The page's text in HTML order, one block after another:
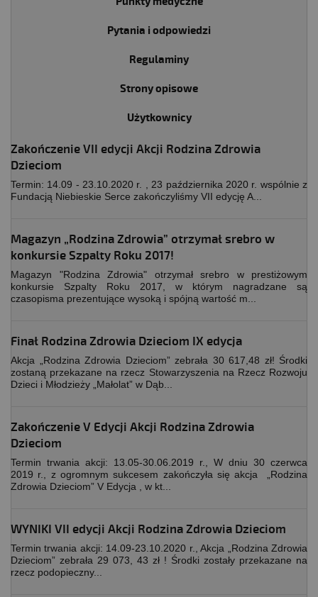
Pytania i odpowiedzi
Regulaminy
Strony opisowe
Użytkownicy
Zakończenie VII edycji Akcji Rodzina Zdrowia
Dzieciom
Termin: 14.09 - 23.10.2020 r. , 23 października 2020 r. wspólnie z
Fundacją Niebieskie Serce zakończyliśmy VII edycję A...
Magazyn „Rodzina Zdrowia” otrzymał srebro w
konkursie Szpalty Roku 2017!
Magazyn "Rodzina Zdrowia" otrzymał srebro w prestiżowym
konkursie Szpalty Roku 2017, w którym nagradzane są
czasopisma prezentujące wysoką i spójną wartość m...
Finał Rodzina Zdrowia Dzieciom IX edycja
Akcja „Rodzina Zdrowia Dzieciom” zebrała 30 617,48 zł! Środki
zostaną przekazane na rzecz Stowarzyszenia na Rzecz Rozwoju
Dzieci i Młodzieży „Małolat” w Dąb...
Zakończenie V Edycji Akcji Rodzina Zdrowia
Dzieciom
Termin trwania akcji: 13.05-30.06.2019 r., W dniu 30 czerwca
2019 r., z ogromnym sukcesem zakończyła się akcja „Rodzina
Zdrowia Dzieciom” V Edycja , w kt...
WYNIKI VII edycji Akcji Rodzina Zdrowia Dzieciom
Termin trwania akcji: 14.09-23.10.2020 r., Akcja „Rodzina Zdrowia
Dzieciom” zebrała 29 073, 43 zł ! Środki zostały przekazane na
rzecz podopieczny...